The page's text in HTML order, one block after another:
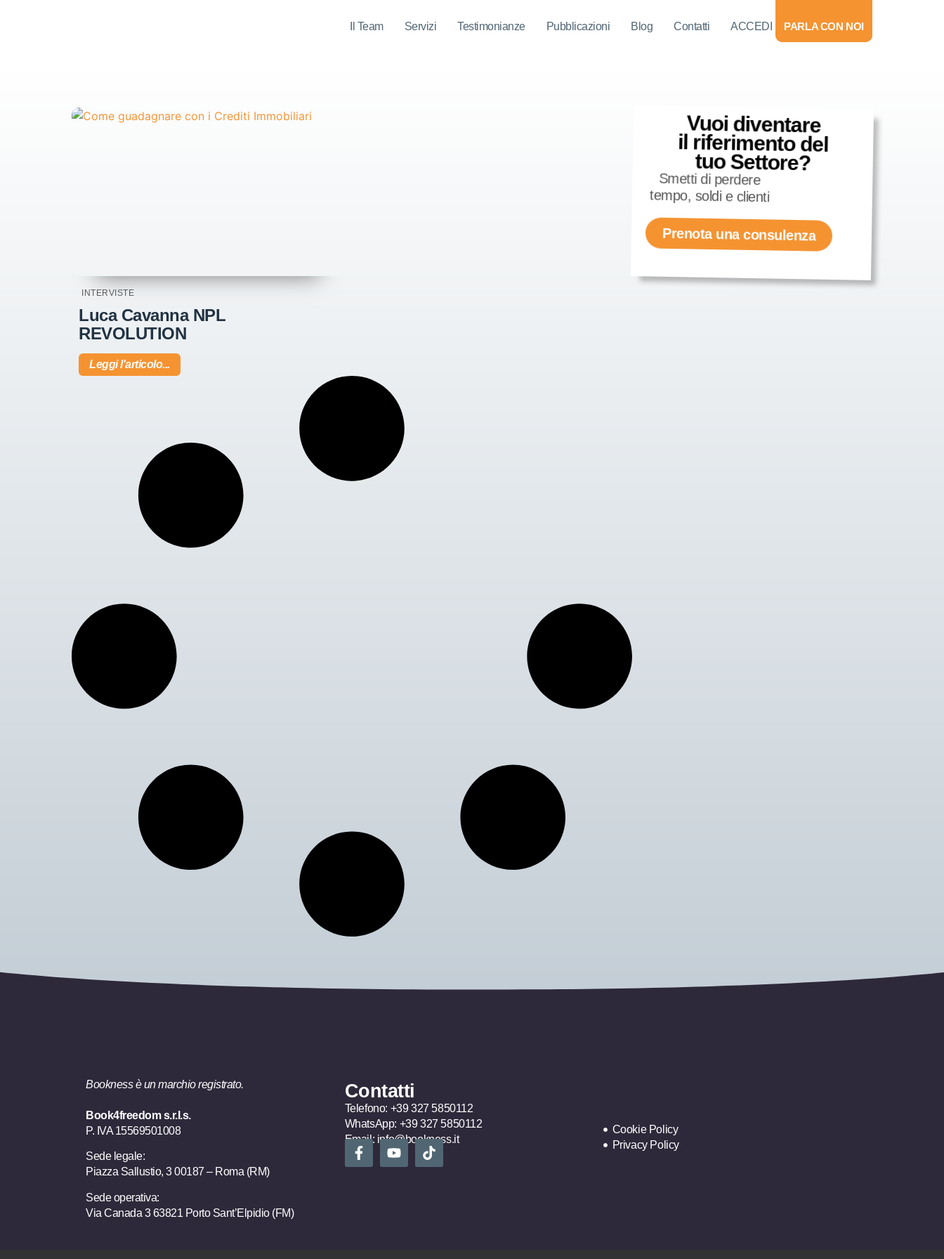
Il Team Servizi Testimonianze Pubblicazioni Blog Contatti ACCEDI PARLA CON NOI
INTERVISTE
Luca Cavanna NPL
REVOLUTION
Leggi l'articolo...
Vuoi diventare
il riferimento del
tuo Settore?
Smetti di perdere
tempo, soldi e clienti
Prenota una consulenza
Bookness è un marchio registrato.
Book4freedom s.r.l.s.
P. IVA ​15569501008
Sede legale:
Piazza Sallustio, 3 00187 – Roma (RM)
Sede operativa:
Via Canada 3 63821 Porto Sant’Elpidio (FM)
Contatti
Telefono: +39 327 5850112
WhatsApp: +39 327 5850112
Email: info@bookness.it
Cookie Policy
Privacy Policy